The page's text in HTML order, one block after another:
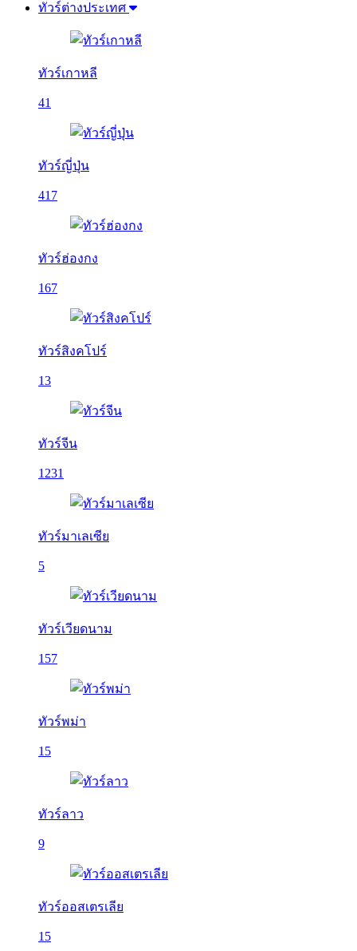
ทัวร์ต่างประเทศ
ทัวร์เกาหลี
41
ทัวร์ญี่ปุ่น
417
ทัวร์ฮ่องกง
167
ทัวร์สิงคโปร์
13
ทัวร์จีน
1231
ทัวร์มาเลเซีย
5
ทัวร์เวียดนาม
157
ทัวร์พม่า
15
ทัวร์ลาว
9
ทัวร์ออสเตรเลีย
15